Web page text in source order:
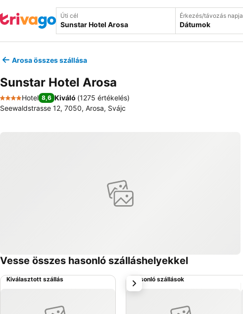
Úti cél Érkezés/távozás napja
Dátumok
Arosa összes szállása
Sunstar Hotel Arosa
4 Kategória
Hotel 8,6 Kiváló (1275 értékelés)
Seewaldstrasse 12, 7050, Arosa, Svájc
Vesse összes hasonló szálláshelyekkel
Kiválasztott szállás Hasonló szállások
következő